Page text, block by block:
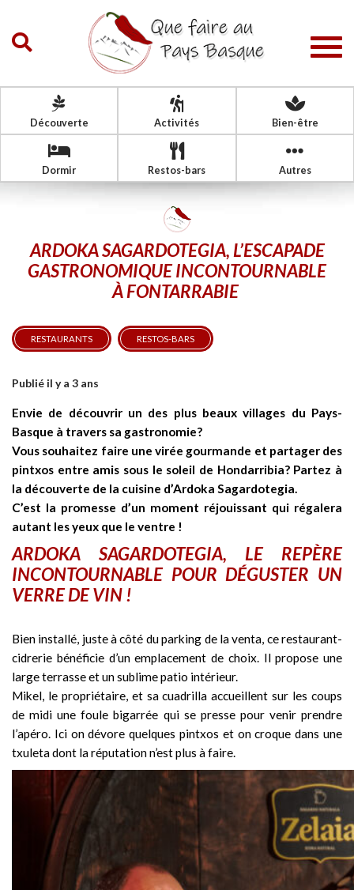
Découverte Activités Bien-être
Dormir Restos-bars Autres
ARDOKA SAGARDOTEGIA, L’ESCAPADE
GASTRONOMIQUE INCONTOURNABLE
À FONTARRABIE
RESTAURANTS RESTOS-BARS
Publié il y a 3 ans
Envie de découvrir un des plus beaux villages du Pays-
Basque à travers sa gastronomie?
Vous souhaitez faire une virée gourmande et partager des
pintxos entre amis sous le soleil de Hondarribia? Partez à
la découverte de la cuisine d’Ardoka Sagardotegia.
C’est la promesse d’un moment réjouissant qui régalera
autant les yeux que le ventre !
ARDOKA SAGARDOTEGIA, LE REPÈRE
INCONTOURNABLE POUR DÉGUSTER UN
VERRE DE VIN !
Bien installé, juste à côté du parking de la venta, ce restaurant-
cidrerie bénéficie d’un emplacement de choix. Il propose une
large terrasse et un sublime patio intérieur.
Mikel, le propriétaire, et sa cuadrilla accueillent sur les coups
de midi une foule bigarrée qui se presse pour venir prendre
l’apéro. Ici on dévore quelques pintxos et on croque dans une
txuleta dont la réputation n’est plus à faire.